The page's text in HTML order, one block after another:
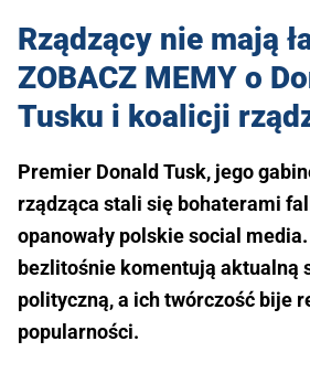
Rządzący nie mają
ZOBACZ MEMY o
Tusku i koalicji
Premier Donald Tusk, jego
rządząca stali się bohaterami
opanowały polskie social
bezlitośnie komentują aktualną
polityczną, a ich twórczość bije
popularności.